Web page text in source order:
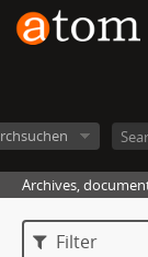
Archives,
Filter